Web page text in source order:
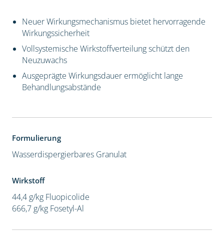
Neuer Wirkungsmechanismus bietet hervorragende
Wirkungssicherheit
Vollsystemische Wirkstoffverteilung schützt den
Neuzuwachs
Ausgeprägte Wirkungsdauer ermöglicht lange
Behandlungsabstände
Formulierung
Wasserdispergierbares Granulat
Wirkstoff
44,4 g/kg Fluopicolide
666,7 g/kg Fosetyl-Al